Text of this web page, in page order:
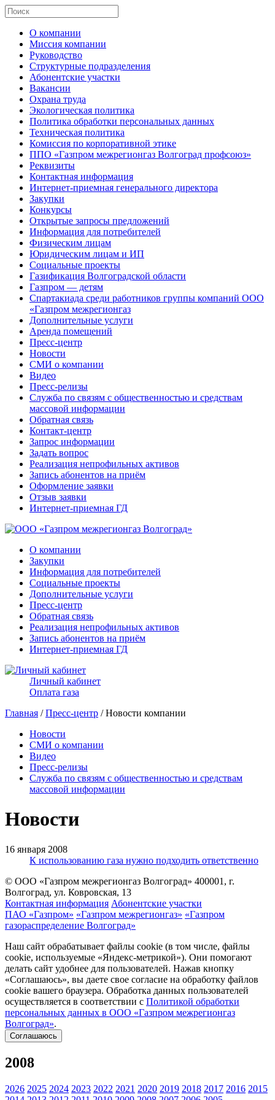
О компании
Миссия компании
Руководство
Структурные подразделения
Абонентские участки
Вакансии
Охрана труда
Экологическая политика
Политика обработки персональных данных
Техническая политика
Комиссия по корпоративной этике
ППО «Газпром межрегионгаз Волгоград профсоюз»
Реквизиты
Контактная информация
Интернет-приемная генерального директора
Закупки
Конкурсы
Открытые запросы предложений
Информация для потребителей
Физическим лицам
Юридическим лицам и ИП
Социальные проекты
Газификация Волгоградской области
Газпром — детям
Спартакиада среди работников группы компаний ООО
«Газпром межрегионгаз
Дополнительные услуги
Аренда помещений
Пресс-центр
Новости
СМИ о компании
Видео
Пресс-релизы
Служба по связям с общественностью и средствам
массовой информации
Обратная связь
Контакт-центр
Запрос информации
Задать вопрос
Реализация непрофильных активов
Запись абонентов на приём
Оформление заявки
Отзыв заявки
Интернет-приемная ГД
О компании
Закупки
Информация для потребителей
Социальные проекты
Дополнительные услуги
Пресс-центр
Обратная связь
Реализация непрофильных активов
Запись абонентов на приём
Интернет-приемная ГД
Личный кабинет
Оплата газа
Главная /Пресс-центр / Новости компании
Новости
СМИ о компании
Видео
Пресс-релизы
Служба по связям с общественностью и средствам
массовой информации
Новости
16 января 2008
К использованию газа нужно подходить ответственно
© ООО «Газпром межрегионгаз Волгоград» 400001, г.
Волгоград, ул. Ковровская, 13
Контактная информация Абонентские участки
ПАО «Газпром» «Газпром межрегионгаз» «Газпром
газораспределение Волгоград»
Наш сайт обрабатывает файлы cookie (в том числе, файлы
cookie, используемые «Яндекс-метрикой»). Они помогают
делать сайт удобнее для пользователей. Нажав кнопку
«Соглашаюсь», вы даете свое согласие на обработку файлов
cookie вашего браузера. Обработка данных пользователей
осуществляется в соответствии с Политикой обработки
персональных данных в ООО «Газпром межрегионгаз
Волгоград».
Соглашаюсь
2008
2026 2025 2024 2023 2022 2021 2020 2019 2018 2017 2016 2015